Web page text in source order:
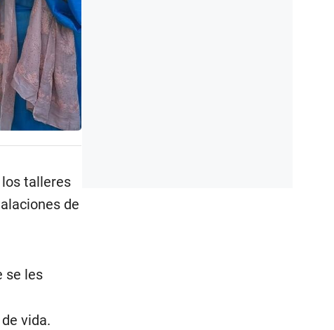
talleres
de
se les
vida.